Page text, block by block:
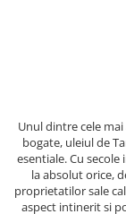
Parapsihologie
Ramtha
Audiobook
Unul dintre cele
bogate, uleiul de
esentiale. Cu
la absolut orice,
proprietatilor sale
aspect intinerit si